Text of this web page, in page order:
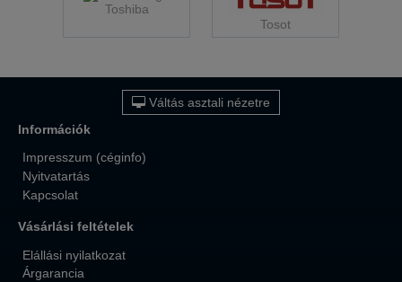
Toshiba
Tosot
Váltás asztali nézetre
Információk
Impresszum (céginfo)
Nyitvatartás
Kapcsolat
Vásárlási feltételek
Elállási nyilatkozat
Árgarancia